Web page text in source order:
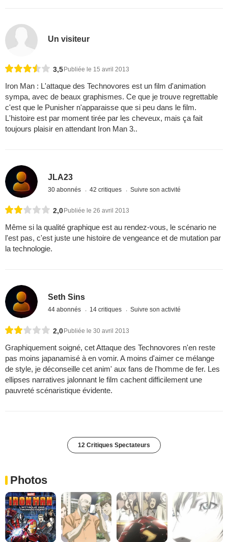
Un visiteur
3,5 Publiée le 15 avril 2013
Iron Man : L'attaque des Technovores est un film d'animation
sympa, avec de beaux graphismes. Ce que je trouve regrettable
c'est que le Punisher n'apparaisse que si peu dans le film.
L'histoire est par moment tirée par les cheveux, mais ça fait
toujours plaisir en attendant Iron Man 3..
JLA23
30 abonnés 42 critiques Suivre son activité
2,0 Publiée le 26 avril 2013
Même si la qualité graphique est au rendez-vous, le scénario ne
l'est pas, c'est juste une histoire de vengeance et de mutation par
la technologie.
Seth Sins
44 abonnés 14 critiques Suivre son activité
2,0Publiée le 30 avril 2013
Graphiquement soigné, cet Attaque des Technovores n'en reste
pas moins japanamisé à en vomir. A moins d'aimer ce mélange
de style, je déconseille cet anim' aux fans de l'homme de fer. Les
ellipses narratives jalonnant le film cachent difficilement une
pauvreté scénaristique évidente.
12 Critiques Spectateurs
Photos